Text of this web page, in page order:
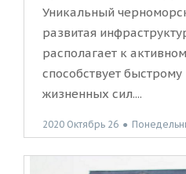
Уникальный
развитая
располагает к
способствует
жизненных сил....
2020 Октябрь 26 ●